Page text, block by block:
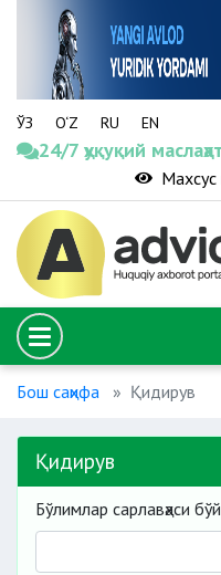
ЎЗ O‘Z RU EN
24/7 ҳуқуқий маслаҳат
Махсус
Бош саҳифа Қидирув
Қидирув
Бўлимлар сарлавҳаси